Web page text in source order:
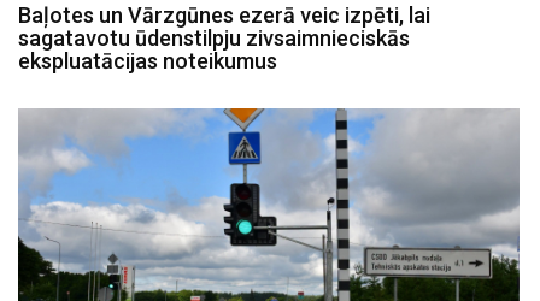
Baļotes un Vārzgūnes ezerā veic izpēti, lai
sagatavotu ūdenstilpju zivsaimnieciskās
ekspluatācijas noteikumus